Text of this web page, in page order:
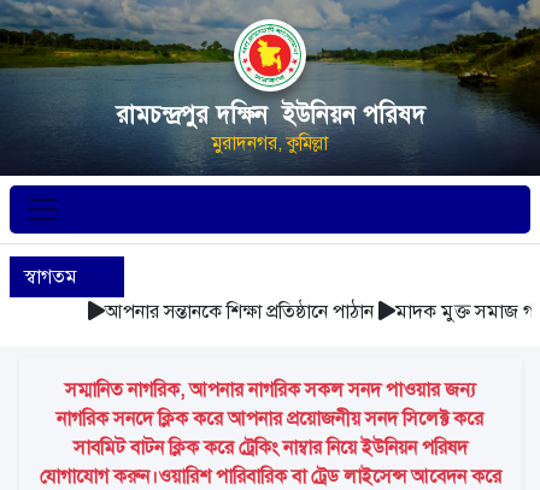
রামচন্দ্রপুর দক্ষিন ইউনিয়ন পরিষদ
মুরাদনগর, কুমিল্লা
স্বাগতম
আপনার সন্তানকে শিক্ষা প্রতিষ্ঠানে পাঠান
মাদক মুক্ত সমাজ
সম্মানিত নাগরিক, আপনার নাগরিক সকল সনদ পাওয়ার জন্য
নাগরিক সনদে ক্লিক করে আপনার প্রয়োজনীয় সনদ সিলেক্ট করে
সাবমিট বাটন ক্লিক করে ট্রেকিং নাম্বার নিয়ে ইউনিয়ন পরিষদ
যোগাযোগ করুন।ওয়ারিশ পারিবারিক বা ট্রেড লাইসেন্স আবেদন করে